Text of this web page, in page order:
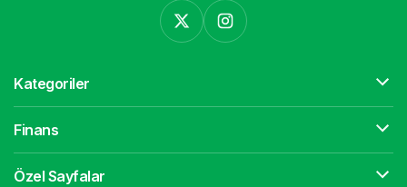
Kategoriler
Finans
Özel Sayfalar